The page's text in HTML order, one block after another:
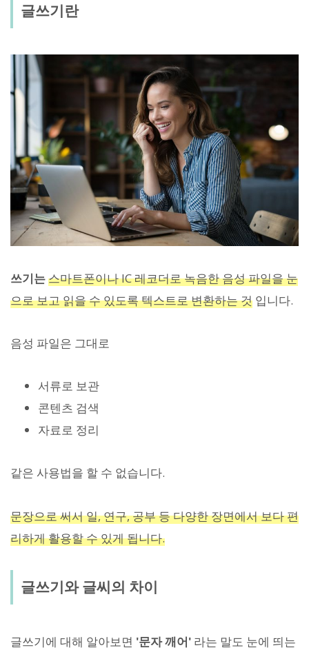
글쓰기란
쓰기는스마트폰이나 IC 레코더로 녹음한 음성 파일을 눈
으로 보고 읽을 수 있도록 텍스트로 변환하는 것 입니다.
음성 파일은 그대로
서류로 보관
콘텐츠 검색
자료로 정리
같은 사용법을 할 수 없습니다.
문장으로 써서 일, 연구, 공부 등 다양한 장면에서 보다 편
리하게 활용할 수 있게 됩니다.
글쓰기와 글씨의 차이
글쓰기에 대해 알아보면 '문자 깨어' 라는 말도 눈에 띄는